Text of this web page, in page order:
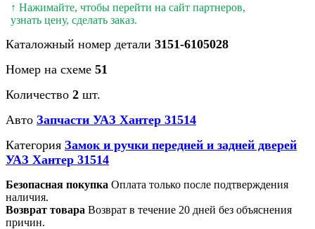
↑ Нажимайте, чтобы перейти на сайт партнеров,
узнать цену, сделать заказ.
Каталожный номер детали 3151-6105028
Номер на схеме 51
Количество 2 шт.
Авто Запчасти УАЗ Хантер 31514
Категория Замок и ручки передней и задней дверей
УАЗ Хантер 31514
Безопасная покупка Оплата только после подтверждения
наличия.
Возврат товара Возврат в течение 20 дней без объяснения
причин.